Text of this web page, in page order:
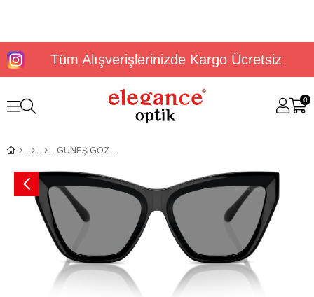
Tüm Alışverişlerinizde Kargo Ücretsiz
0
GÜNEŞ GÖZLÜĞÜ MİCHAEL KORS MK2211U 30053F57